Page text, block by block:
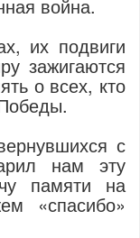
война.
их подвиги
зажигаются
о всех, кто
с
нам эту
памяти на
«спасибо»